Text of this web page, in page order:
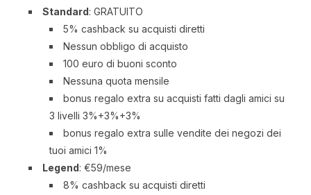
Standard: GRATUITO
5% cashback su acquisti diretti
Nessun obbligo di acquisto
100 euro di buoni sconto
Nessuna quota mensile
bonus regalo extra su acquisti fatti dagli amici su
3 livelli 3%+3%+3%
bonus regalo extra sulle vendite dei negozi dei
tuoi amici 1%
Legend: €59/mese
8% cashback su acquisti diretti